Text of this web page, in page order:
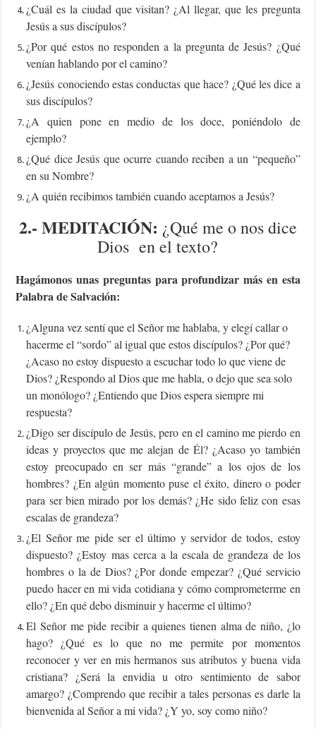
¿Cuál es la ciudad que visitan? ¿Al llegar, que les pregunta
Jesús a sus discípulos?
¿Por qué estos no responden a la pregunta de Jesús? ¿Qué
venían hablando por el camino?
¿Jesús conociendo estas conductas que hace? ¿Qué les dice a
sus discípulos?
¿A quien pone en medio de los doce, poniéndolo de
ejemplo?
¿Qué dice Jesús que ocurre cuando reciben a un “pequeño”
en su Nombre?
¿A quién recibimos también cuando aceptamos a Jesús?
2.- MEDITACIÓN: ¿Qué me o nos dice
Dios en el texto?
Hagámonos unas preguntas para profundizar más en esta
Palabra de Salvación:
¿Alguna vez sentí que el Señor me hablaba, y elegí callar o
hacerme el “sordo” al igual que estos discípulos? ¿Por qué?
¿Acaso no estoy dispuesto a escuchar todo lo que viene de
Dios? ¿Respondo al Dios que me habla, o dejo que sea solo
un monólogo? ¿Entiendo que Dios espera siempre mi
respuesta?
¿Digo ser discípulo de Jesús, pero en el camino me pierdo en
ideas y proyectos que me alejan de Él? ¿Acaso yo también
estoy preocupado en ser más “grande” a los ojos de los
hombres? ¿En algún momento puse el éxito, dinero o poder
para ser bien mirado por los demás? ¿He sido feliz con esas
escalas de grandeza?
¿El Señor me pide ser el último y servidor de todos, estoy
dispuesto? ¿Estoy mas cerca a la escala de grandeza de los
hombres o la de Dios? ¿Por donde empezar? ¿Qué servicio
puedo hacer en mi vida cotidiana y cómo comprometerme en
ello? ¿En qué debo disminuir y hacerme el último?
El Señor me pide recibir a quienes tienen alma de niño, ¿lo
hago? ¿Qué es lo que no me permite por momentos
reconocer y ver en mis hermanos sus atributos y buena vida
cristiana? ¿Será la envidia u otro sentimiento de sabor
amargo? ¿Comprendo que recibir a tales personas es darle la
bienvenida al Señor a mi vida? ¿Y yo, soy como niño?